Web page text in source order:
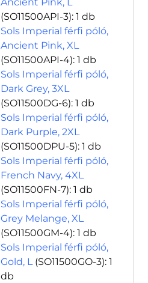
(SO11500API-3): 1 db
Sols Imperial férfi póló,
Ancient Pink, XL
(SO11500API-4): 1 db
Sols Imperial férfi póló,
Dark Grey, 3XL
(SO11500DG-6): 1 db
Sols Imperial férfi póló,
Dark Purple, 2XL
(SO11500DPU-5): 1 db
Sols Imperial férfi póló,
French Navy, 4XL
(SO11500FN-7): 1 db
Sols Imperial férfi póló,
Grey Melange, XL
(SO11500GM-4): 1 db
Sols Imperial férfi póló,
Gold, L (SO11500GO-3): 1
db